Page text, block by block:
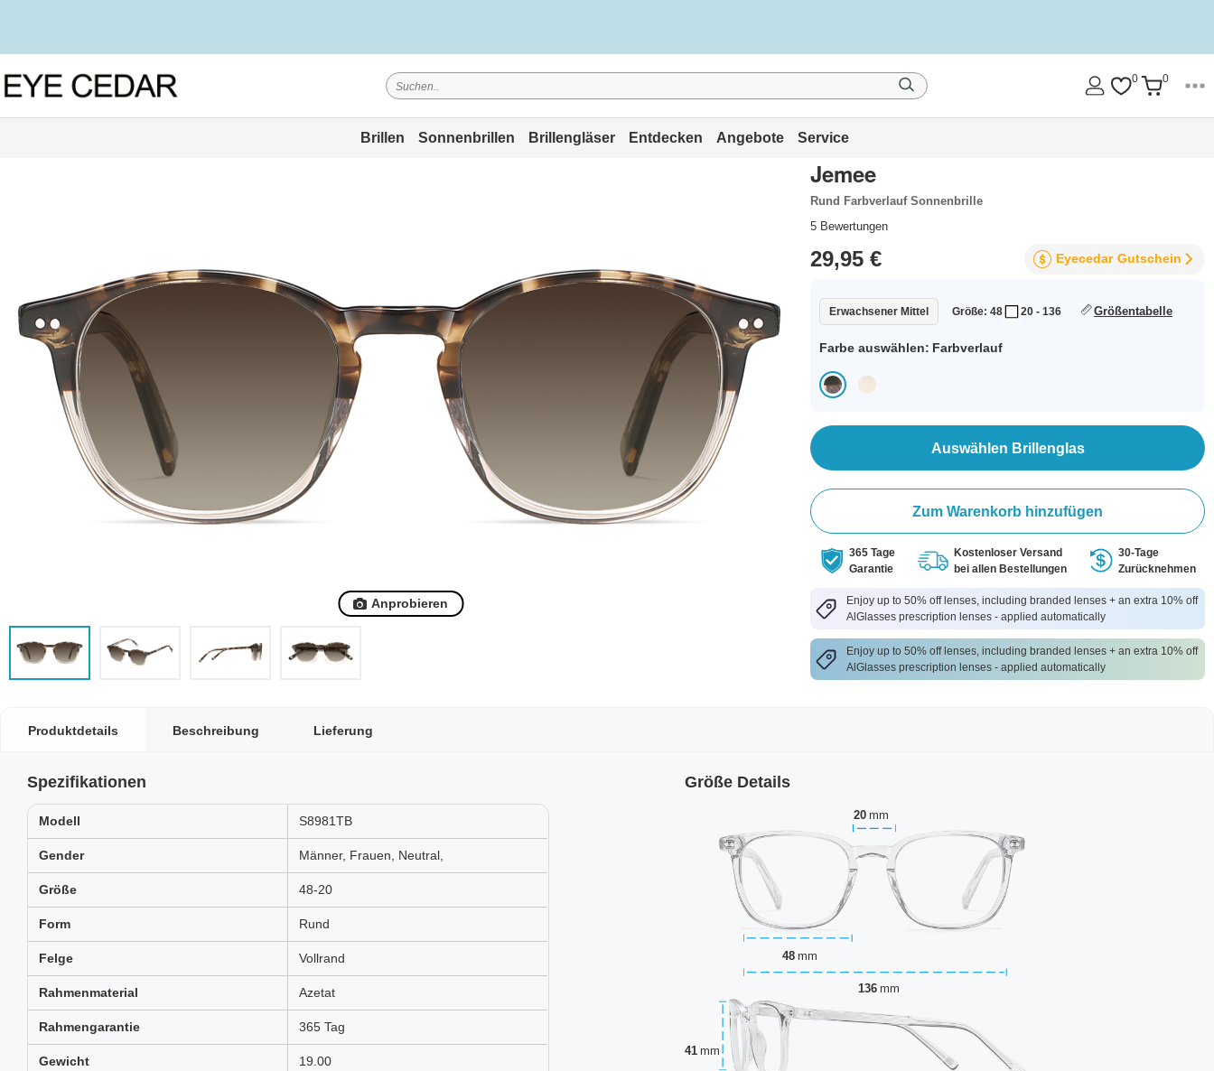
0 0
Brillen Sonnenbrillen Brillengläser Entdecken Angebote Service
Anprobieren
Jemee
Rund Farbverlauf Sonnenbrille
5 Bewertungen
29,95 € Eyecedar Gutschein
Erwachsener Mittel Größe: 48 20 - 136 Größentabelle
Farbe auswählen: Farbverlauf
Auswählen Brillenglas
Zum Warenkorb hinzufügen
365 Tage
Garantie
Kostenloser Versand
bei allen Bestellungen
30-Tage
Zurücknehmen
Enjoy up to 50% off lenses, including branded lenses + an extra 10% off
AlGlasses prescription lenses - applied automatically
Enjoy up to 50% off lenses, including branded lenses + an extra 10% off
AlGlasses prescription lenses - applied automatically
Produktdetails Beschreibung Lieferung
Spezifikationen
Modell S8981TB
Gender Männer, Frauen, Neutral,
Größe 48-20
Form Rund
Felge Vollrand
Rahmenmaterial Azetat
Rahmengarantie 365 Tag
Gewicht 19.00
Größe Details
20 mm
48 mm
41 mm
136 mm